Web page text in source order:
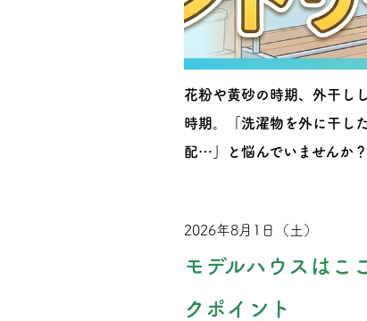
花粉や黄砂の時期、外干し
時期。「洗濯物を外に干し
配…」と悩んでいませんか
2026年8月1日（土）
モデルハウスはこ
クポイント